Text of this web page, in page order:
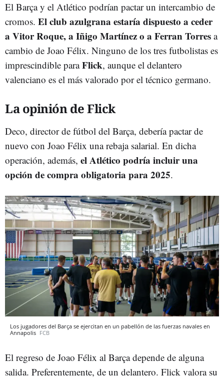
El Barça y el Atlético podrían pactar un intercambio de
cromos. El club azulgrana estaría dispuesto a ceder
a Vitor Roque, a Iñigo Martínez o a Ferran Torres a
cambio de Joao Félix. Ninguno de los tres futbolistas es
imprescindible paraFlick, aunque el delantero
valenciano es el más valorado por el técnico germano.
La opinión de Flick
Deco, director de fútbol del Barça, debería pactar de
nuevo con Joao Félix una rebaja salarial. En dicha
operación, además, el Atlético podría incluir una
opción de compra obligatoria para 2025.
Los jugadores del Barça se ejercitan en un pabellón de las fuerzas navales en
Annapolis FCB
El regreso de Joao Félix al Barça depende de alguna
salida. Preferentemente, de un delantero. Flick valora su